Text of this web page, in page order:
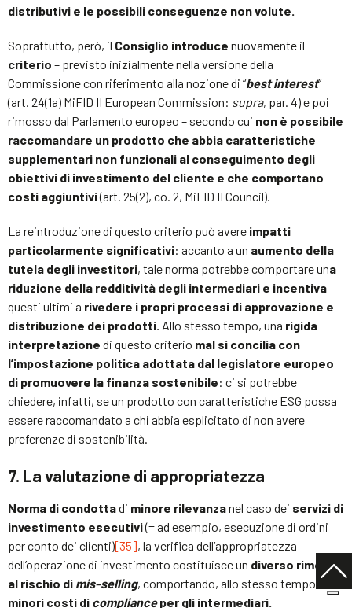
distributivi e le possibili conseguenze non volute.
Soprattutto, però, il Consiglio introduce nuovamente il
criterio – previsto inizialmente nella versione della
Commissione con riferimento alla nozione di “best interest”
(art. 24(1a) MiFID II European Commission: supra, par. 4) e poi
rimosso dal Parlamento europeo – secondo cui non è possibile
raccomandare un prodotto che abbia caratteristiche
supplementari non funzionali al conseguimento degli
obiettivi di investimento del cliente e che comportano
costi aggiuntivi(art. 25(2), co. 2, MiFID II Council).
La reintroduzione di questo criterio può avere impatti
particolarmente significativi: accanto a un aumento della
tutela degli investitori, tale norma potrebbe comportare una
riduzione della redditività degli intermediari e incentiva
questi ultimi a rivedere i propri processi di approvazione e
distribuzione dei prodotti. Allo stesso tempo, una rigida
interpretazione di questo criterio mal si concilia con
l’impostazione politica adottata dal legislatore europeo
di promuovere la finanza sostenibile: ci si potrebbe
chiedere, infatti, se un prodotto con caratteristiche ESG possa
essere raccomandato a chi abbia esplicitato di non avere
preferenze di sostenibilità.
7. La valutazione di appropriatezza
Norma di condottadi minore rilevanzanel caso dei servizi di
investimento esecutivi(= ad esempio, esecuzione di ordini
per conto dei clienti)[35], la verifica dell’appropriatezza
dell’operazione di investimento costituisce un diverso rimedio
al rischio di mis-selling, comportando, allo stesso tempo,
minori costi di complianceper gli intermediari.